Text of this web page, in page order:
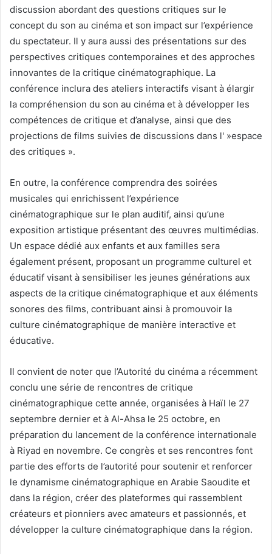
discussion abordant des questions critiques sur le
concept du son au cinéma et son impact sur l’expérience
du spectateur. Il y aura aussi des présentations sur des
perspectives critiques contemporaines et des approches
innovantes de la critique cinématographique. La
conférence inclura des ateliers interactifs visant à élargir
la compréhension du son au cinéma et à développer les
compétences de critique et d’analyse, ainsi que des
projections de films suivies de discussions dans l' »espace
des critiques ».
En outre, la conférence comprendra des soirées
musicales qui enrichissent l’expérience
cinématographique sur le plan auditif, ainsi qu’une
exposition artistique présentant des œuvres multimédias.
Un espace dédié aux enfants et aux familles sera
également présent, proposant un programme culturel et
éducatif visant à sensibiliser les jeunes générations aux
aspects de la critique cinématographique et aux éléments
sonores des films, contribuant ainsi à promouvoir la
culture cinématographique de manière interactive et
éducative.
Il convient de noter que l’Autorité du cinéma a récemment
conclu une série de rencontres de critique
cinématographique cette année, organisées à Haïl le 27
septembre dernier et à Al-Ahsa le 25 octobre, en
préparation du lancement de la conférence internationale
à Riyad en novembre. Ce congrès et ses rencontres font
partie des efforts de l’autorité pour soutenir et renforcer
le dynamisme cinématographique en Arabie Saoudite et
dans la région, créer des plateformes qui rassemblent
créateurs et pionniers avec amateurs et passionnés, et
développer la culture cinématographique dans la région.